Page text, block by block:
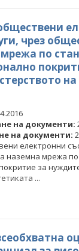
чрез
по
на
на документи:
на документи:
електронни
наземна мрежа по
за
...